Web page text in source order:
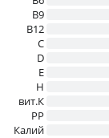
B9
B12
C
D
E
H
вит.К
PP
Калий